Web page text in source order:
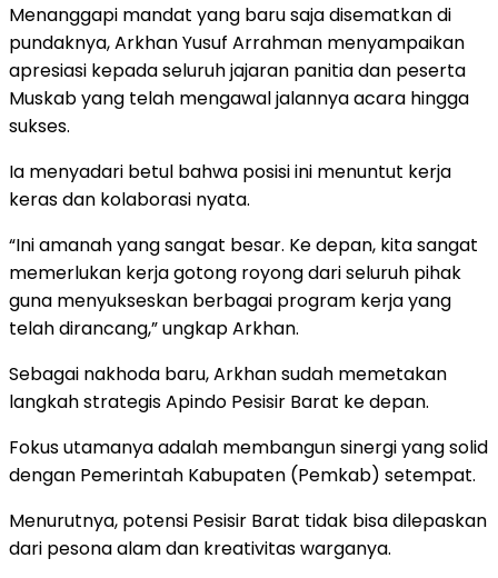
Menanggapi mandat yang baru saja disematkan di
pundaknya, Arkhan Yusuf Arrahman menyampaikan
apresiasi kepada seluruh jajaran panitia dan peserta
Muskab yang telah mengawal jalannya acara hingga
sukses.
Ia menyadari betul bahwa posisi ini menuntut kerja
keras dan kolaborasi nyata.
“Ini amanah yang sangat besar. Ke depan, kita sangat
memerlukan kerja gotong royong dari seluruh pihak
guna menyukseskan berbagai program kerja yang
telah dirancang,” ungkap Arkhan.
Sebagai nakhoda baru, Arkhan sudah memetakan
langkah strategis Apindo Pesisir Barat ke depan.
Fokus utamanya adalah membangun sinergi yang solid
dengan Pemerintah Kabupaten (Pemkab) setempat.
Menurutnya, potensi Pesisir Barat tidak bisa dilepaskan
dari pesona alam dan kreativitas warganya.